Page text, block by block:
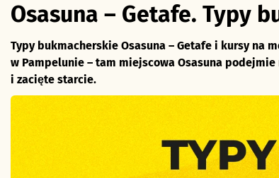
Osasuna – Getafe. Typy
Typy bukmacherskie Osasuna – Getafe i kursy na
w Pampelunie – tam miejscowa Osasuna
i zacięte starcie.